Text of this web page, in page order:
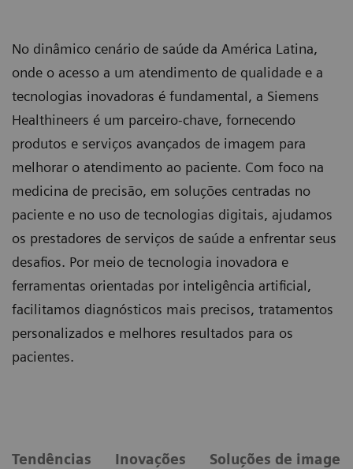
No dinâmico cenário de saúde da América Latina,
onde o acesso a um atendimento de qualidade e a
tecnologias inovadoras é fundamental, a Siemens
Healthineers é um parceiro-chave, fornecendo
produtos e serviços avançados de imagem para
melhorar o atendimento ao paciente. Com foco na
medicina de precisão, em soluções centradas no
paciente e no uso de tecnologias digitais, ajudamos
os prestadores de serviços de saúde a enfrentar seus
desafios. Por meio de tecnologia inovadora e
ferramentas orientadas por inteligência artificial,
facilitamos diagnósticos mais precisos, tratamentos
personalizados e melhores resultados para os
pacientes.
Tendências Inovações Soluções de imagem